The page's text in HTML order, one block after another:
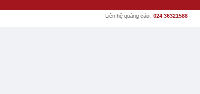
Liên hệ quảng cáo: 024 36321588